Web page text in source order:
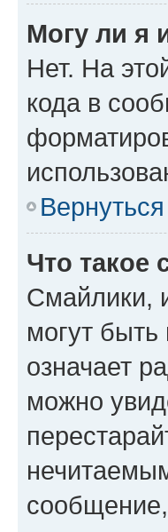
Могу ли я
Нет. На
кода в
Что такое
Смайлики,
могут
означает
можно